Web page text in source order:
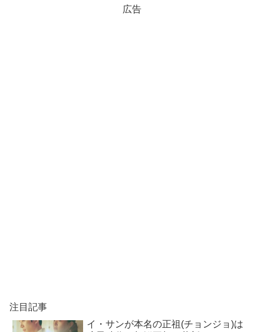
広告
注目記事
イ・サンが本名の正祖(チョンジョ)は